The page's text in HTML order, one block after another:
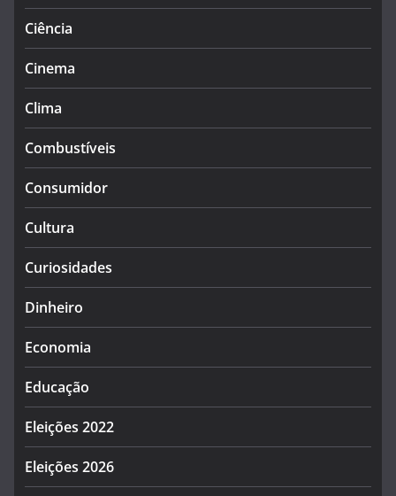
Ciência
Cinema
Clima
Combustíveis
Consumidor
Cultura
Curiosidades
Dinheiro
Economia
Educação
Eleições 2022
Eleições 2026